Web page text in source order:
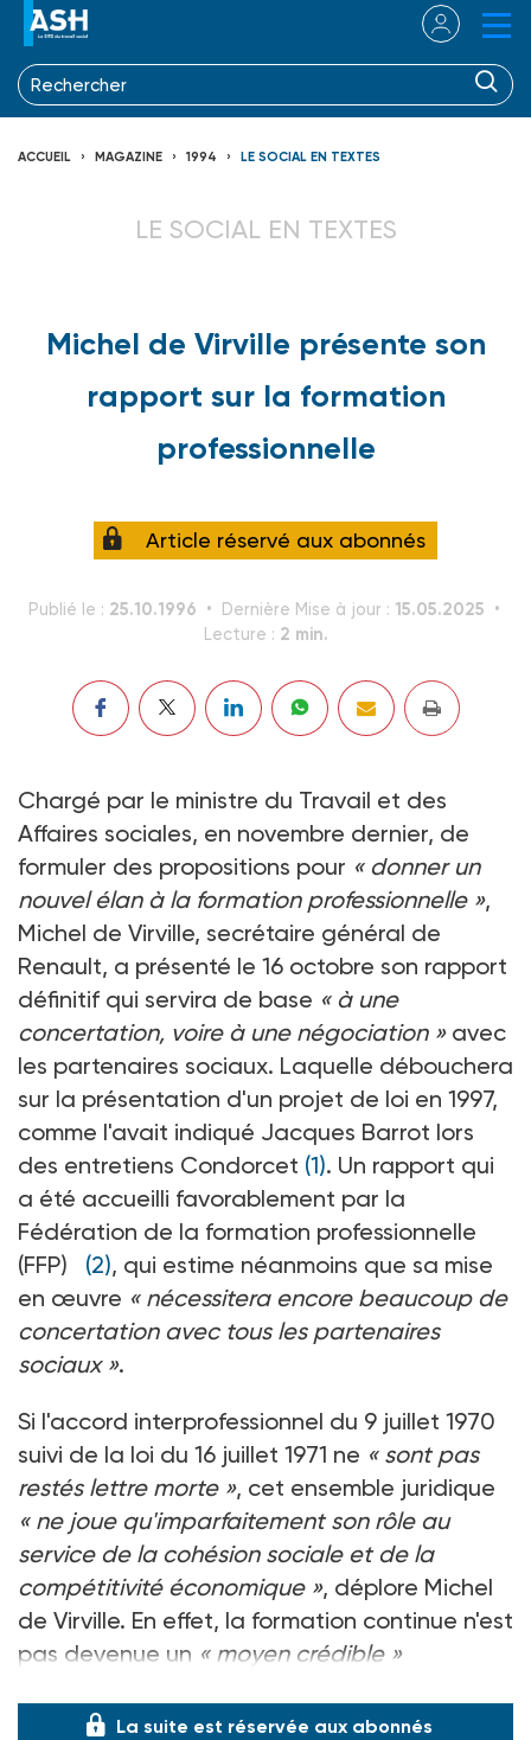
ACCUEIL MAGAZINE 1994 LE SOCIAL EN TEXTES
LE SOCIAL EN TEXTES
Michel de Virville présente son
rapport sur la formation
professionnelle
Article réservé aux abonnés
Publié le : 25.10.1996 Dernière Mise à jour : 15.05.2025
Lecture : 2 min.
Chargé par le ministre du Travail et des
Affaires sociales, en novembre dernier, de
formuler des propositions pour « donner un
nouvel élan à la formation professionnelle »,
Michel de Virville, secrétaire général de
Renault, a présenté le 16 octobre son rapport
définitif qui servira de base « à une
concertation, voire à une négociation »avec
les partenaires sociaux. Laquelle débouchera
sur la présentation d'un projet de loi en 1997,
comme l'avait indiqué Jacques Barrot lors
des entretiens Condorcet (1). Un rapport qui
a été accueilli favorablement par la
Fédération de la formation professionnelle
(FFP) (2), qui estime néanmoins que sa mise
en œuvre « nécessitera encore beaucoup de
concertation avec tous les partenaires
sociaux ».
Si l'accord interprofessionnel du 9 juillet 1970
suivi de la loi du 16 juillet 1971 ne « sont pas
restés lettre morte », cet ensemble juridique
« ne joue qu'imparfaitement son rôle au
service de la cohésion sociale et de la
compétitivité économique », déplore Michel
de Virville. En effet, la formation continue n'est
pas devenue un « moyen crédible »
La suite est réservée aux abonnés